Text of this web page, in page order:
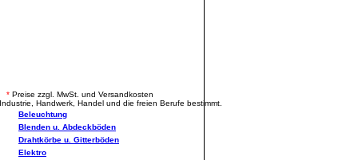
* Preise zzgl. MwSt. und Versandkosten
Handwerk, Handel und die freien Berufe bestimmt.
Beleuchtung
Blenden u. Abdeckböden
Drahtkörbe u. Gitterböden
Elektro